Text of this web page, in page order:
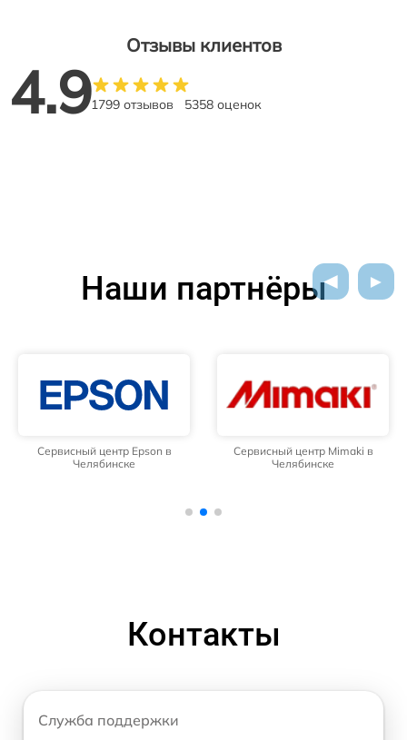
Отзывы клиентов
4.91799 отзывов 5358 оценок
Наши партнёры
Сервисный центр Epson в
Челябинске
Сервисный центр Mimaki в
Челябинске
Контакты
Служба поддержки